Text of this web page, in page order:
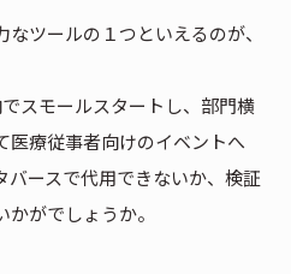
ツールの１つといえるのが、
スモールスタートし、部門横
医療従事者向けのイベントへ
バースで代用できないか、検証
がでしょうか。